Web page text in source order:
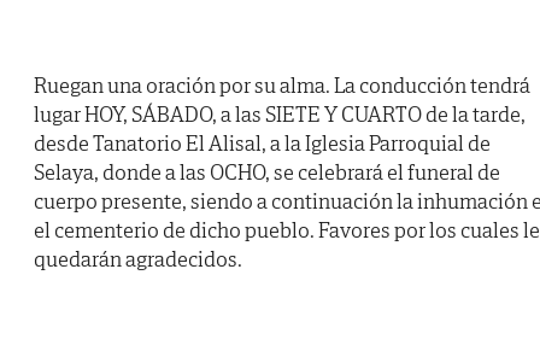
Ruegan una oración por su alma. La conducción tendrá
lugar HOY, SÁBADO, a las SIETE Y CUARTO de la tarde,
desde Tanatorio El Alisal, a la Iglesia Parroquial de
Selaya, donde a las OCHO, se celebrará el funeral de
cuerpo presente, siendo a continuación la inhumación
el cementerio de dicho pueblo. Favores por los cuales
quedarán agradecidos.